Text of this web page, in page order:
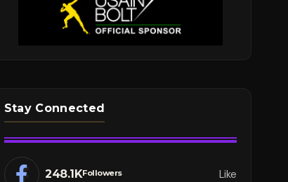
Stay Connected
248.1KFollowers Like